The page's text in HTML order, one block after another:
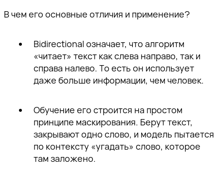
В чем его основные отличия и применение?
Bidirectional означает, что алгоритм
«читает» текст как слева направо, так и
справа налево. То есть он использует
даже больше информации, чем человек.
Обучение его строится на простом
принципе маскирования. Берут текст,
закрывают одно слово, и модель пытается
по контексту «угадать» слово, которое
там заложено.